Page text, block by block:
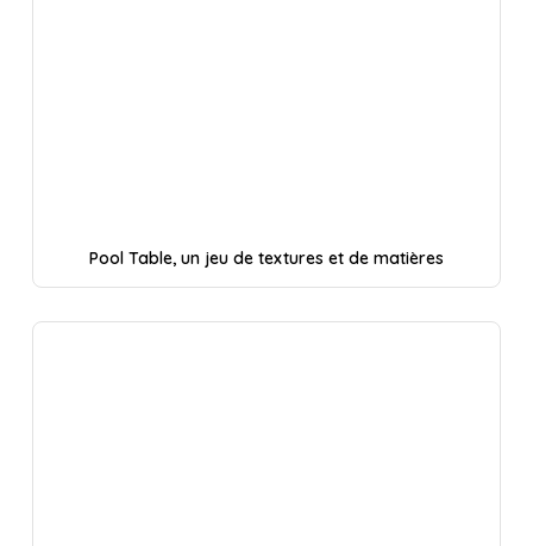
Pool Table, un jeu de textures et de matières